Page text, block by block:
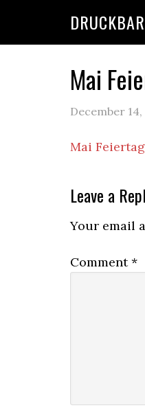
Mai
December 14,
Mai
Leave a
Your email
Comment*